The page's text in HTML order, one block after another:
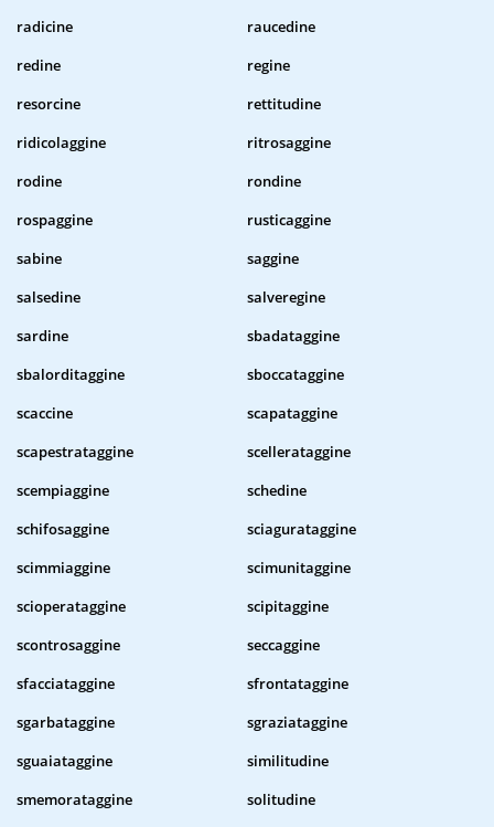
radicine
raucedine
redine
regine
resorcine
rettitudine
ridicolaggine
ritrosaggine
rodine
rondine
rospaggine
rusticaggine
sabine
saggine
salsedine
salveregine
sardine
sbadataggine
sbalorditaggine
sboccataggine
scaccine
scapataggine
scapestrataggine
scellerataggine
scempiaggine
schedine
schifosaggine
sciagurataggine
scimmiaggine
scimunitaggine
scioperataggine
scipitaggine
scontrosaggine
seccaggine
sfacciataggine
sfrontataggine
sgarbataggine
sgraziataggine
sguaiataggine
similitudine
smemorataggine
solitudine